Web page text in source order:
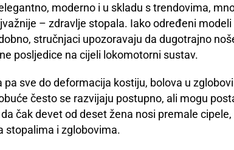
moderno i u skladu s trendovima,
– zdravlje stopala. Iako određeni
stručnjaci upozoravaju da dugotrajno
posljedice na cijeli lokomotorni sustav.
pa sve do deformacija kostiju, bolova u
često se razvijaju postupno, ali mogu
čak devet od deset žena nosi premale
stopalima i zglobovima.